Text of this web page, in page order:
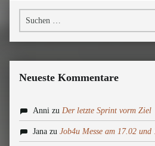
Suchen nach:
Neueste Kommentare
Anni zu Der letzte Sprint vorm Ziel
Jana zuJob4u Messe am 17.02 und